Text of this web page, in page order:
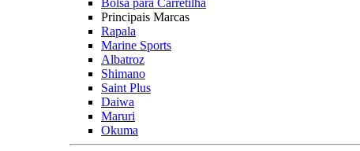
Bolsa para Carretilha
Principais Marcas
Rapala
Marine Sports
Albatroz
Shimano
Saint Plus
Daiwa
Maruri
Okuma